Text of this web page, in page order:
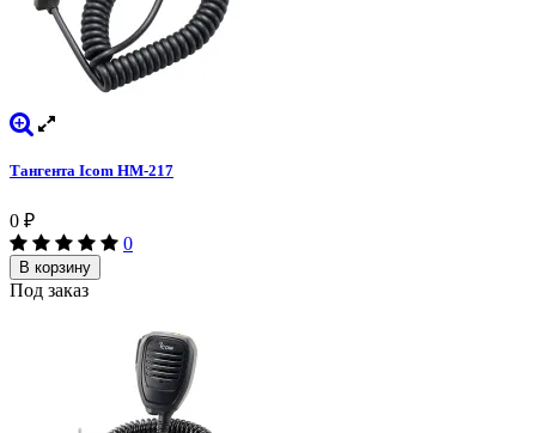
Тангента Icom HM-217
0 ₽
0
В корзину
Под заказ